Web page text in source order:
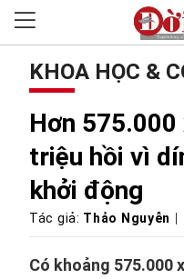
KHOA HỌC &
Hơn
triệu hồi vì
khởi động
Tác giả: Thảo Nguyễn
Có khoảng 575.000